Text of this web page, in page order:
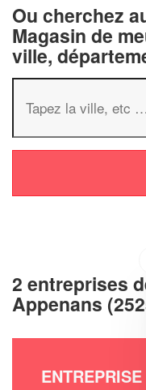
Ou cherchez
Magasin de
ville,
2 entreprises
Appenans